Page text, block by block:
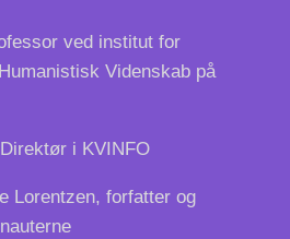
ved institut for
Videnskab på
i KVINFO
Lorentzen, forfatter og